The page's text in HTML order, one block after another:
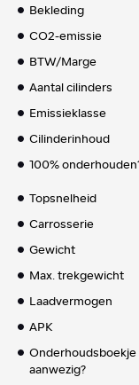
Bekleding
CO2-emissie
BTW/Marge
Aantal cilinders
Emissieklasse
Cilinderinhoud
100%
Topsnelheid
Carrosserie
Gewicht
Max. trekgewicht
Laadvermogen
APK
Onderhoudsboekje
aanwezig?